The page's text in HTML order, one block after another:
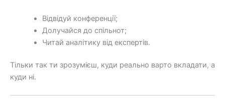
Відвідуй конференції;
Долучайся до спільнот;
Читай аналітику від експертів.
Тільки так ти зрозумієш, куди реально варто вкладати, а
куди ні.